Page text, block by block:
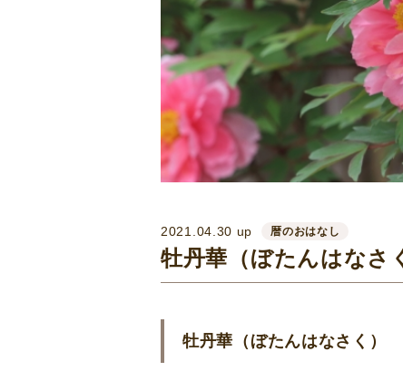
2021.04.30 up 暦のおはなし
牡丹華（ぼたんはなさ
牡丹華（ぼたんはなさく）